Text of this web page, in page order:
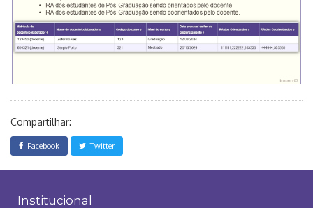
Compartilhar:
Facebook Twitter
Institucional